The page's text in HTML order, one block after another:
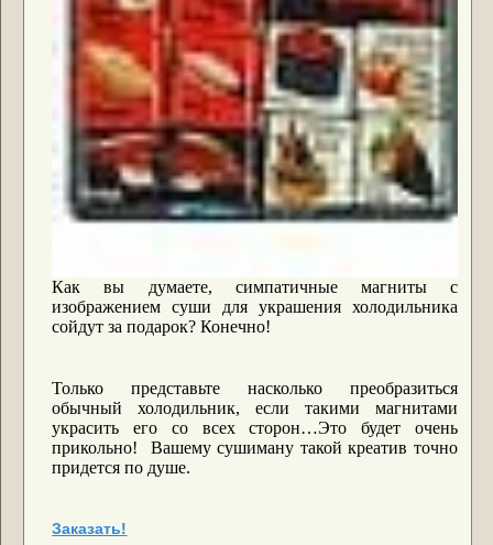
Как вы думаете, симпатичные магниты с
изображением суши для украшения холодильника
сойдут за подарок? Конечно!
Только представьте насколько преобразиться
обычный холодильник, если такими магнитами
украсить его со всех сторон…Это будет очень
прикольно! Вашему сушиману такой креатив точно
придется по душе.
Заказать!